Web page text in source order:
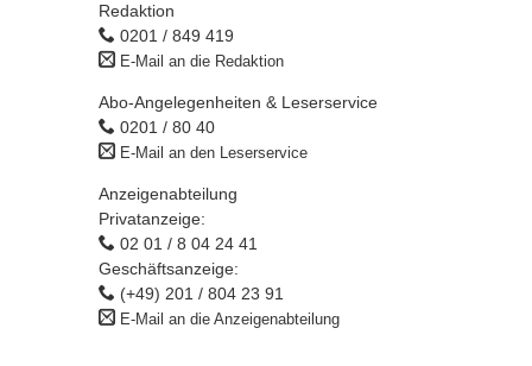
Redaktion
0201 / 849 419
E-Mail an die Redaktion
Abo-Angelegenheiten & Leserservice
0201 / 80 40
E-Mail an den Leserservice
Anzeigenabteilung
Privatanzeige:
02 01 / 8 04 24 41
Geschäftsanzeige:
(+49) 201 / 804 23 91
E-Mail an die Anzeigenabteilung